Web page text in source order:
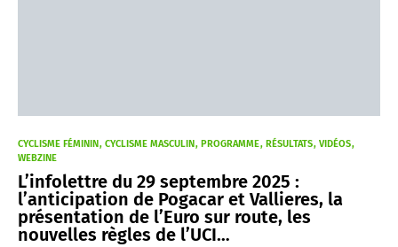
CYCLISME FÉMININ CYCLISME MASCULIN PROGRAMME RÉSULTATS VIDÉOS
WEBZINE
L’infolettre du 29 septembre 2025 :
l’anticipation de Pogacar et Vallieres, la
présentation de l’Euro sur route, les
nouvelles règles de l’UCI…